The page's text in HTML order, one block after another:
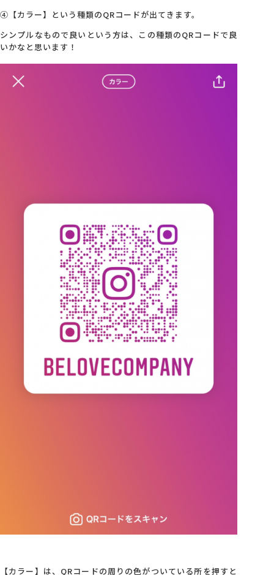
④【カラー】という種類のQRコードが出てきます。
シンプルなもので良いという方は、この種類のQRコードで良
いかなと思います！
【カラー】は、QRコードの周りの色がついている所を押すと